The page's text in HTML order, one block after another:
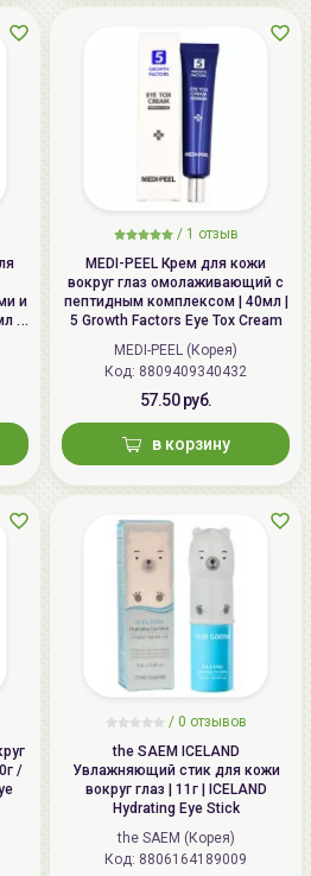
и
|
/ 1 отзыв
MEDI-PEEL Крем для кожи
вокруг глаз омолаживающий с
пептидным комплексом | 40мл |
5 Growth Factors Eye Tox Cream
MEDI-PEEL (Корея)
Код: 8809409340432
57.50 руб.
в корзину
/
/ 0 отзывов
the SAEM ICELAND
Увлажняющий стик для кожи
вокруг глаз | 11г | ICELAND
Hydrating Eye Stick
the SAEM (Корея)
Код: 8806164189009